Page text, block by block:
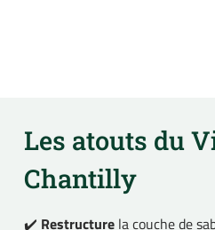
Les atouts du
Chantilly
✔️ Restructurela couche de